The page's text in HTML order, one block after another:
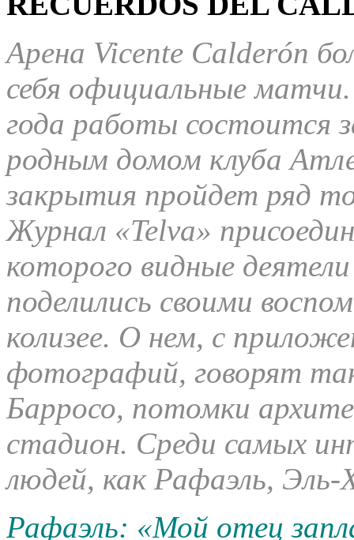
Арена Vicente Calderón
себя официальные
года работы состоится
родным домом клуба
закрытия пройдет ряд
Журнал «Telva»
которого видные
поделились своими
колизее. О нем, с
фотографий, говорят
Барросо, потомки
стадион. Среди самых
людей, как Рафаэль,
Рафаэль: «Мой отец